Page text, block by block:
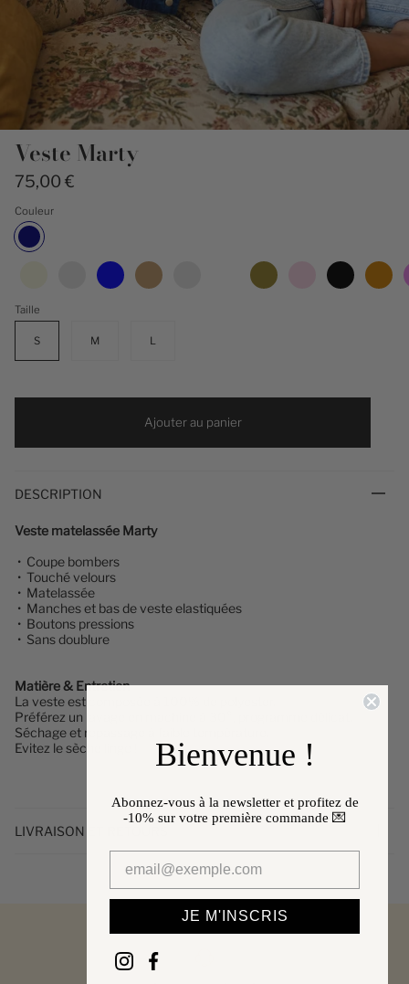
Veste Marty
75,00 €
Couleur
Marine
Taille
S M L
Ajouter au panier
DESCRIPTION
Veste matelassée Marty
• Coupe bombers
• Touché velours
• Matelassée
• Manches et bas de veste elastiquées
• Boutons pressions
• Sans doublure
Matière & Entretien
La vesteest composée à 100% de polyester.
Préférez un lavage en machine à 30°, programme délicat.
Séchage et repassage à faible température.
Evitez le sèche linge !
LIVRAISON ET RETOURS
Bienvenue !
Abonnez-vous à la newsletter et profitez de
-10% sur votre première commande 💌
JE M'INSCRIS